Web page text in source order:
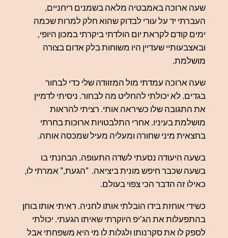
שעה ארוכה באמבטיה מלאה בשמנים ריחניים,
העברתי יד על עורי לבדוק שהוא חלק למרות שכמה
ימים קודם לקראת יום הולדתי ביקרתי במכון היופי,
ובאצבעותיי שעדיין היו משוחות בלק אדום בצורה
מושלמת.
שעה ארוכה עמדתי מול המזוודה שלי כדי לבחור
בגדים. לא יכולתי להחליט מה לבחור. ניסיתי לדמיין
את התגובה שלו כשיראה אותי. רציתי להראות
מושלמת בעיניו. אחרי התלבטויות ארוכות בחרתי
בחצאית מיני שחורה ומעליה מעיל שמכסה אותה.
בשעה היעודה נסעתי לשדה התעופה. הבחנתי בו
בשעה שכבר חיפש מונית ביציאה. "הגעת," אמרתי לו,
כאילו זה הדבר הכי צפוי בעולם.
כשידי אוחזת בידו הובלתי אותו לחניה. ראיתי אותו בוחן
בהתפעלות את הג'יפ היוקרתי שאיתו הגעתי. יכולתי
לספק לו את סקרנותו ולגלות לו מי היא משפחתי אבל